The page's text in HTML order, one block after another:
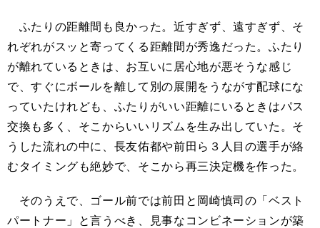
ふたりの距離間も良かった。近すぎず、遠すぎず、そ
れぞれがスッと寄ってくる距離間が秀逸だった。ふたり
が離れているときは、お互いに居心地が悪そうな感じ
で、すぐにボールを離して別の展開をうながす配球にな
っていたけれども、ふたりがいい距離にいるときはパス
交換も多く、そこからいいリズムを生み出していた。そ
うした流れの中に、長友佑都や前田ら３人目の選手が絡
むタイミングも絶妙で、そこから再三決定機を作った。
そのうえで、ゴール前では前田と岡崎慎司の「ベスト
パートナー」と言うべき、見事なコンビネーションが築